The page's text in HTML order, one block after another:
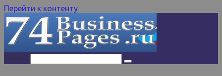
Перейти к контенту
Поиск: